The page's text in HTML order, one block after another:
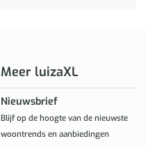
Meer luizaXL
Nieuwsbrief
Blijf op de hoogte van de nieuwste
woontrends en aanbiedingen